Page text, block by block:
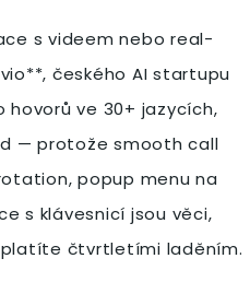
s videem nebo real-
českého AI startupu
ve 30+ jazycích,
— protože smooth call
popup menu na
s klávesnicí jsou věci,
čtvrtletími laděním.